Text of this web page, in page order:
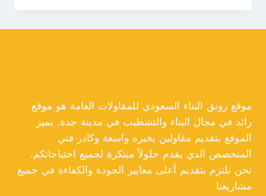
جدة
موقع رونق البناء السعودي للمقاولات العامة هو موقع
رائد في مجال البناء والتشطيب في مدينة جدة. يميز
الموقع بتقديم مقاولين بخبره واسعة وكادر فني
المتخصص الذي يقدم حلولاً مبتكرة لجميع احتياجاتكم.
نحن نلتزم بتقديم أعلى معايير الجودة والكفاءة في جميع
مشاريعنا